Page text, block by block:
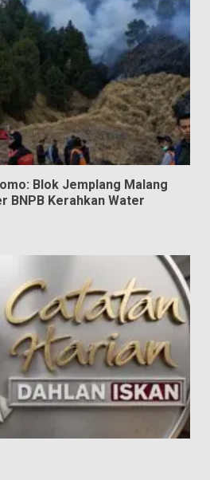
Blok Jemplang Malang
BNPB Kerahkan Water